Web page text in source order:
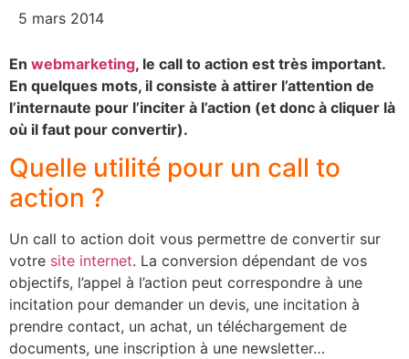
5 mars 2014
En webmarketing, le call to action est très important.
En quelques mots, il consiste à attirer l’attention de
l’internaute pour l’inciter à l’action (et donc à cliquer là
où il faut pour convertir).
Quelle utilité pour un call to
action ?
Un call to action doit vous permettre de convertir sur
votre site internet. La conversion dépendant de vos
objectifs, l’appel à l’action peut correspondre à une
incitation pour demander un devis, une incitation à
prendre contact, un achat, un téléchargement de
documents, une inscription à une newsletter…